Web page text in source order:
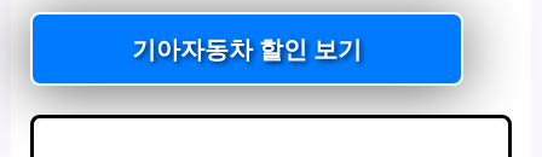
기아자동차 할인 보기